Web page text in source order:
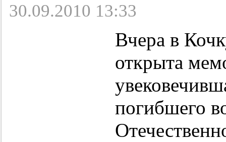
30.09.2010 13:33
Вчера в
открыта
погибшего